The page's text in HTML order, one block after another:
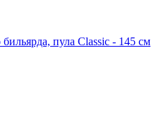
пула Classic - 145 см